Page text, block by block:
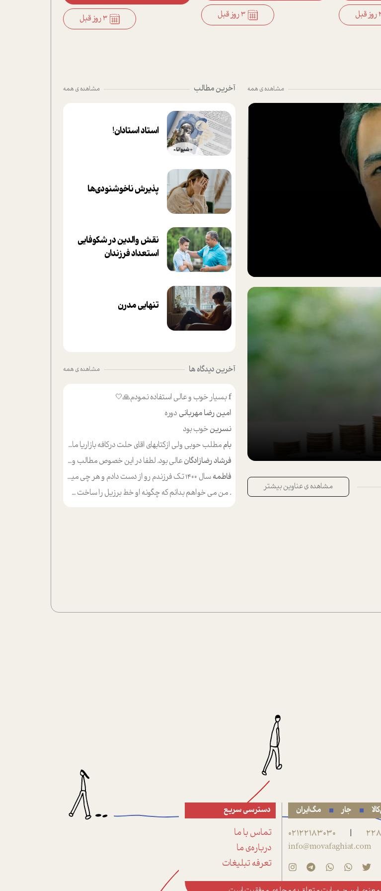
3 روز قبل 3 روز قبل
مشاهده ی همه
مشاهده ی عناوین بیشتر
آخرین مطالب مشاهده ی همه
استاد استادان!
پذیرش ناخوشنودی‌ها
نقش والدین در شکوفا‌یی
ا‌ستعداد فرزندان‌
تنهایی مدرن
آخرین دیدگاه ها مشاهده ی همه
fبسیار خوب و عالی استفاده نمودم🙏🤍
امین رضا مهربانی دوره
نسرینخوب بود
باممطلب حوبی ولی ازکتابهای اقای حلت درکافه بازاریا مایکت میزاشتن رایگان خوب بود ولی هرکدام خلاصه شده ش تومجله از طریق سایت هم خوبه اینکه درزیر اخرصفحه گذاشته شده خب ادم خبره میره نصب میکنه میخونه ولی هرکسی گوشیش ظرفیتش نداره باتشکر
فرشاد رضازادگانعالی بود. لطفا در این خصوص مطالب و مثال های بیشتر ی ارایه دهید
فاطمهسال ۱۴۰۰ تک فرزندم رو از دست دادم و هر چی میگذره حالم بدتر میشه و دلتنگتر تنایی رو ترجیح دادم و معاشرت برام سخت شده
.من می خواهم بدانم که چگونه او خط برزیل را ساخت چگونه با چه چیز هایی
جار مگ‌ایران
|
02122183030
info@movafaghiat.com
دسترسی سریع
تماس با ما
درباره‌ی ما
تعرفه تبلیغات